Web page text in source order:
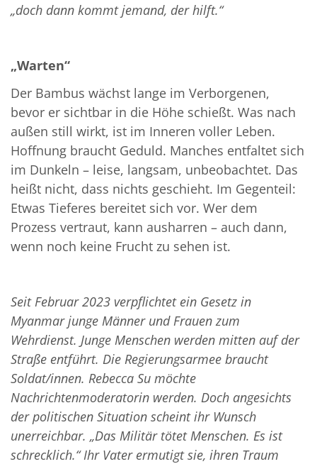
„doch dann kommt jemand, der hilft.“
„Warten“
Der Bambus wächst lange im Verborgenen,
bevor er sichtbar in die Höhe schießt. Was nach
außen still wirkt, ist im Inneren voller Leben.
Hoffnung braucht Geduld. Manches entfaltet sich
im Dunkeln – leise, langsam, unbeobachtet. Das
heißt nicht, dass nichts geschieht. Im Gegenteil:
Etwas Tieferes bereitet sich vor. Wer dem
Prozess vertraut, kann ausharren – auch dann,
wenn noch keine Frucht zu sehen ist.
Seit Februar 2023 verpflichtet ein Gesetz in
Myanmar junge Männer und Frauen zum
Wehrdienst. Junge Menschen werden mitten auf der
Straße entführt. Die Regierungsarmee braucht
Soldat/innen. Rebecca Su möchte
Nachrichtenmoderatorin werden. Doch angesichts
der politischen Situation scheint ihr Wunsch
unerreichbar. „Das Militär tötet Menschen. Es ist
schrecklich.“ Ihr Vater ermutigt sie, ihren Traum